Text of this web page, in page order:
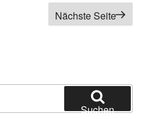
Nächste Seite
Suchen